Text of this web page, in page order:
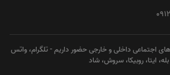
اجتماعی داخلی و خارجی حضور داریم - تلگرام، واتس
ایتا، روبیکا، سروش، شاد